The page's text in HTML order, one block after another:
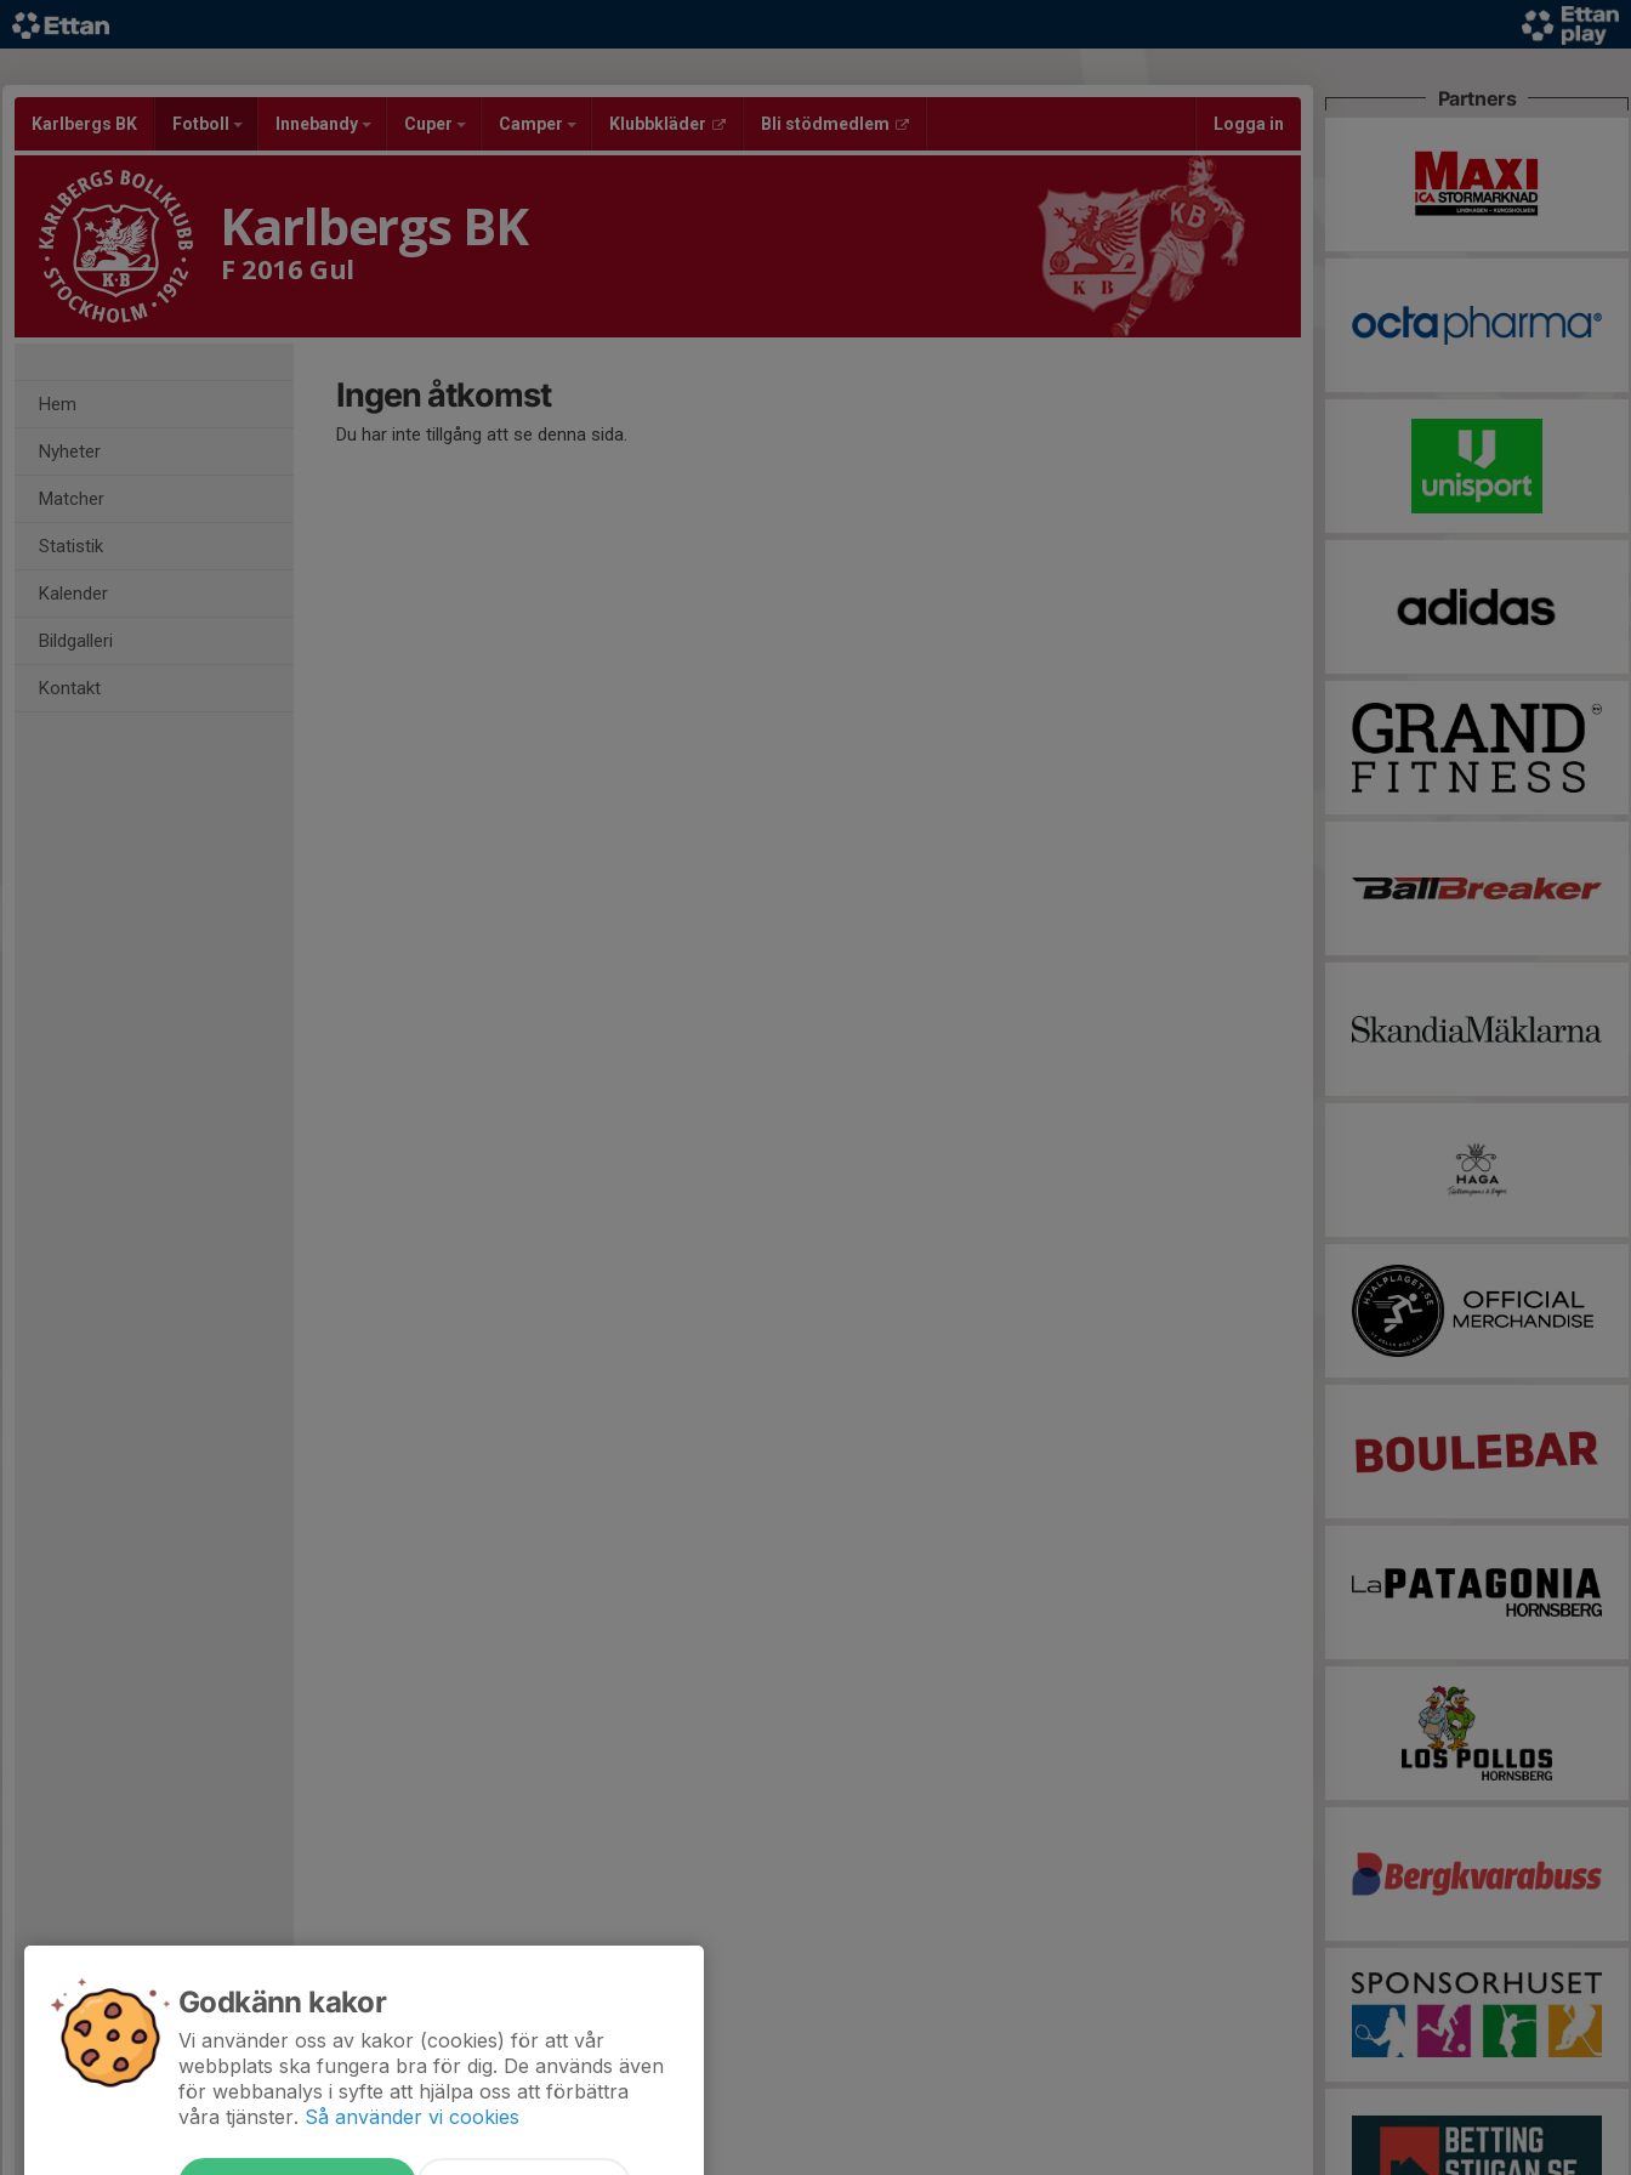
Karlbergs BK Fotboll Innebandy Cuper Camper Klubbkläder Bli stödmedlem Logga in
Karlbergs BK
F 2016 Gul
Hem
Nyheter
Matcher
Statistik
Kalender
Bildgalleri
Kontakt
Ingen åtkomst
Du har inte tillgång att se denna sida.
Partners
Godkänn kakor
Vi använder oss av kakor (cookies) för att vår
webbplats ska fungera bra för dig. De används även
för webbanalys i syfte att hjälpa oss att förbättra
våra tjänster. Så använder vi cookies